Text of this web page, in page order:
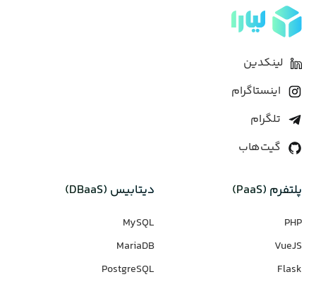
لینکدین
اینستاگرام
تلگرام
گیت‌هاب
پلتفرم (PaaS)
PHP
VueJS
Flask
دیتابیس‌ (DBaaS)
MySQL
MariaDB
PostgreSQL